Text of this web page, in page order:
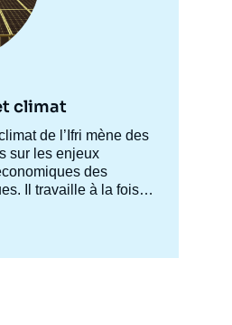
climat
de l’Ifri mène des
sur les enjeux
des
Il travaille à la fois
des chaînes de
Spécialisé dans
européennes de